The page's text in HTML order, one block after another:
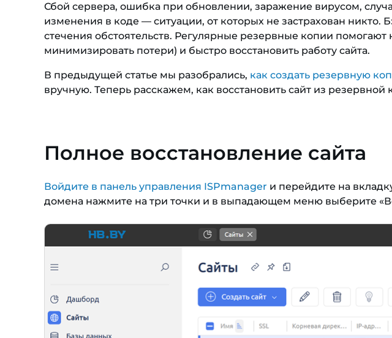
Сбой сервера, ошибка при обновлении, заражение вирусом,
изменения в коде — ситуации, от которых не застрахован никто.
стечения обстоятельств. Регулярные резервные копии
минимизировать потери) и быстро восстановить работу сайта.
В предыдущей статье мы разобрались, как создать резервную
вручную. Теперь расскажем, как восстановить сайт из резервной
Полное восстановление сайта
Войдите в панель управления ISPmanager и перейдите на
домена нажмите на три точки и в выпадающем меню выберите